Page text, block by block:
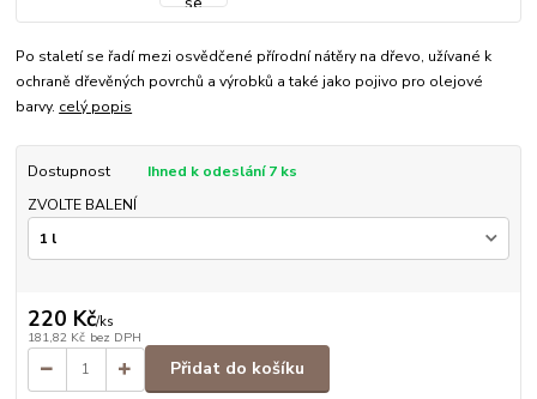
Po staletí se řadí mezi osvědčené přírodní nátěry na dřevo, užívané k
ochraně dřevěných povrchů a výrobků a také jako pojivo pro olejové
barvy. celý popis
Dostupnost
Ihned k odeslání 7 ks
ZVOLTE BALENÍ
220 Kč/ks
181,82 Kč bez DPH
Přidat do košíku